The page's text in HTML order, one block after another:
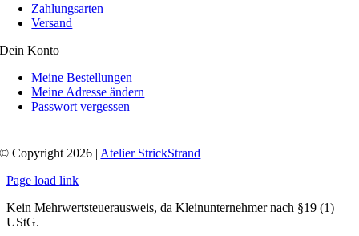
Zahlungsarten
Versand
Dein Konto
Meine Bestellungen
Meine Adresse ändern
Passwort vergessen
© Copyright 2026 | Atelier StrickStrand
Page load link
Kein Mehrwertsteuerausweis, da Kleinunternehmer nach §19 (1)
UStG.